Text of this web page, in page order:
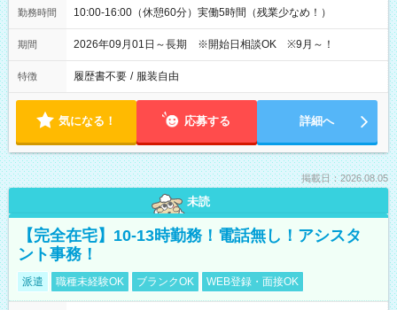
勤務時間 10:00-16:00（休憩60分）実働5時間（残業少なめ！）
期間 2026年09月01日～長期 ※開始日相談OK ※9月～！
特徴 履歴書不要 / 服装自由
気になる！ 応募する 詳細へ
掲載日：2026.08.05
未読
【完全在宅】10-13時勤務！電話無し！アシスタ
ント事務！
派遣 職種未経験OK ブランクOK WEB登録・面接OK